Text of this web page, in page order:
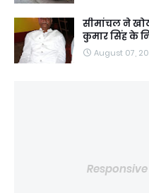
सीमांचल ने
कुमार सिंह के
August 07,